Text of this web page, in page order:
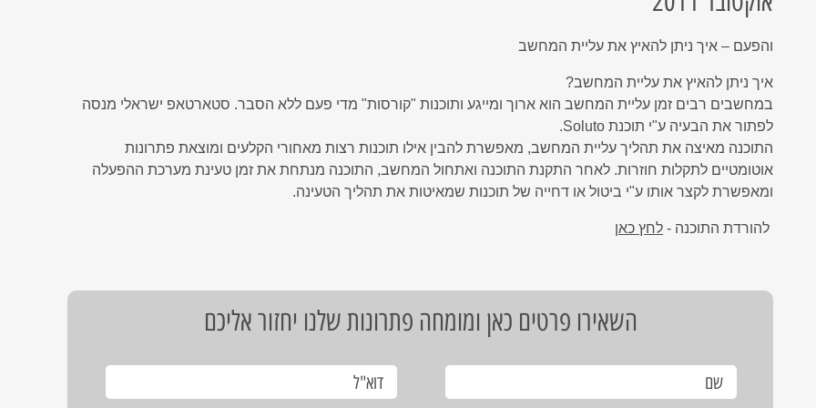
Microsoft Defender for
המשכיות עסקית - כל מה שצריך לדעת
אנטי וירוס ארגוני
גיבוי ענן מבוצר לשרתים
בדיקת חדירוּת - Penetration Test
Microsoft Defender for Office 365
אנטי וירוס בענן
נוהל טיפול ותגובה באירועי סייבר
והפעם – איך ניתן להאיץ את עליית המחשב
איך ניתן להאיץ את עליית המחשב?
במחשבים רבים זמן עליית המחשב הוא ארוך ומייגע ותוכנות "קורסות" מדי פעם ללא הסבר. סטארטאפ ישראלי מנסה
לפתור את הבעיה ע"י תוכנת Soluto.
התוכנה מאיצה את תהליך עליית המחשב, מאפשרת להבין אילו תוכנות רצות מאחורי הקלעים ומוצאת פתרונות
אוטומטיים לתקלות חוזרות. לאחר התקנת התוכנה ואתחול המחשב, התוכנה מנתחת את זמן טעינת מערכת ההפעלה
ומאפשרת לקצר אותו ע"י ביטול או דחייה של תוכנות שמאיטות את תהליך הטעינה.
להורדת התוכנה - לחץ כאן
השאירו פרטים כאן ומומחה פתרונות שלנו יחזור אליכם